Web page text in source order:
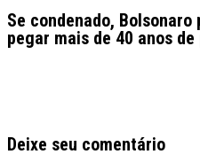
Se condenado, Bolsonaro
pegar mais de 40 anos
Deixe seu comentário